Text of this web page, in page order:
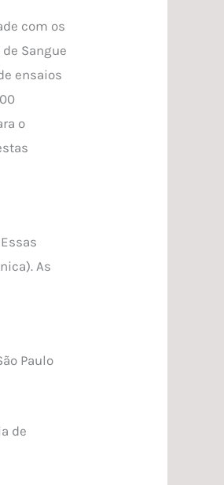
com os
Sangue
ensaios
o
As
Paulo
de